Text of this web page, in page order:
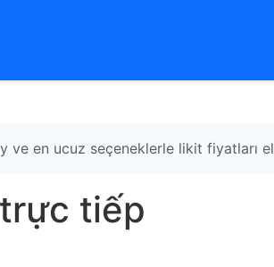
en ucuz seçeneklerle likit fiyatları
tiếp